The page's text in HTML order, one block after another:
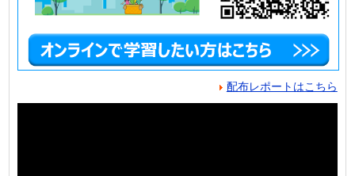
配布レポートはこちら